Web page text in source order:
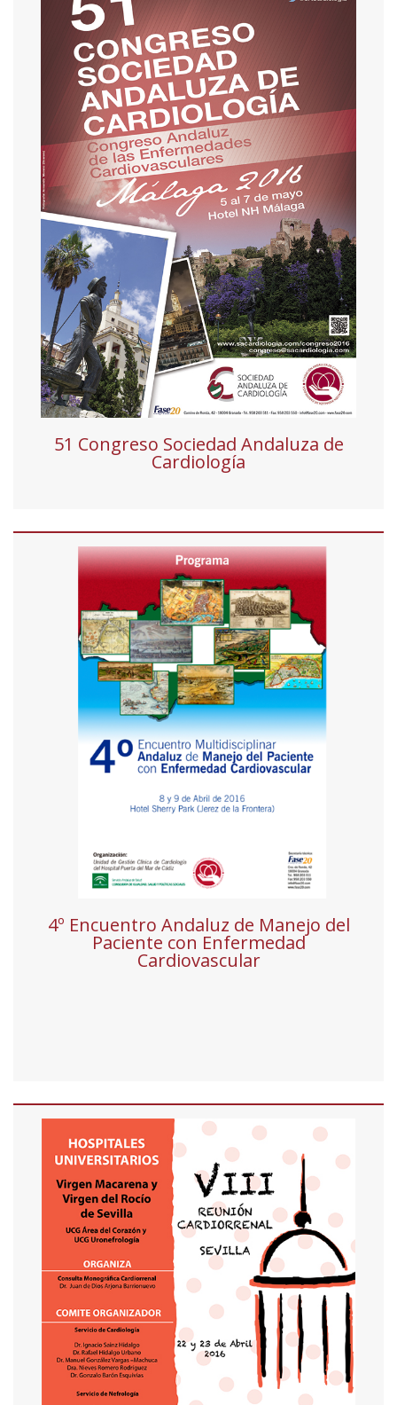
51 Congreso Sociedad Andaluza de
Cardiología
4º Encuentro Andaluz de Manejo del
Paciente con Enfermedad
Cardiovascular